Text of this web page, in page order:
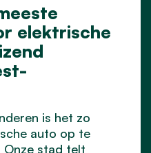
elektrische
is het zo
auto op te
Onze stad telt